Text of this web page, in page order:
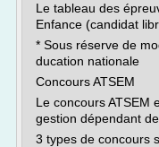
Le tableau des
Enfance (candidat
* Sous réserve de
ducation nationale
Concours ATSEM
Le concours ATSEM
gestion dépendant
3 types de concours